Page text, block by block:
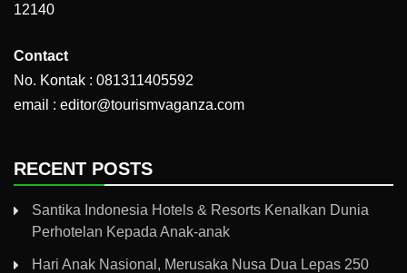
12140
Contact
No. Kontak : 081311405592
email : editor@tourismvaganza.com
RECENT POSTS
Santika Indonesia Hotels & Resorts Kenalkan Dunia
Perhotelan Kepada Anak-anak
Hari Anak Nasional, Merusaka Nusa Dua Lepas 250